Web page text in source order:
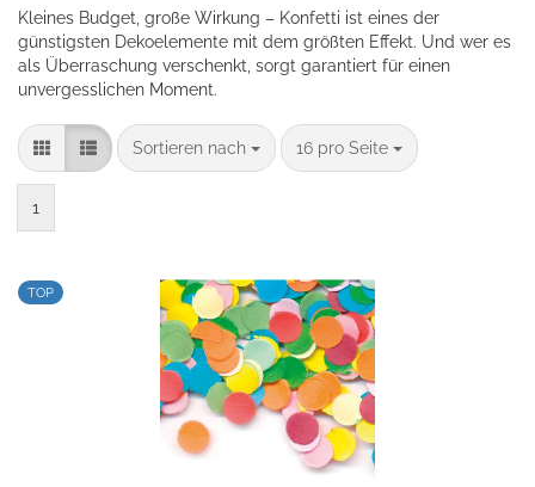
Kleines Budget, große Wirkung – Konfetti ist eines der
günstigsten Dekoelemente mit dem größten Effekt. Und wer es
als Überraschung verschenkt, sorgt garantiert für einen
unvergesslichen Moment.
Sortieren nach 16 pro Seite
1
TOP